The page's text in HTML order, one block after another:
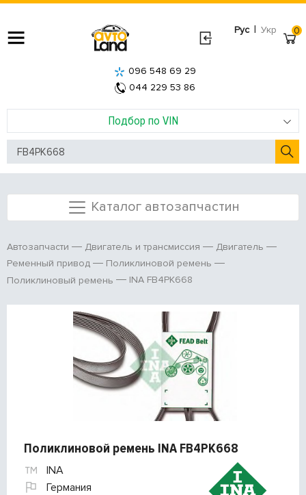
Рус | Укр
Подбор по VIN
096 548 69 29
044 229 53 86
0
Каталог автозапчастин
Автозапчасти Двигатель и трансмиссия
Двигатель
Ременный привод
Поликлиновой ремень
Поликлиновый ремень
INA FB4PK668
Поликлиновой ремень INA FB4PK668
INA
Германия